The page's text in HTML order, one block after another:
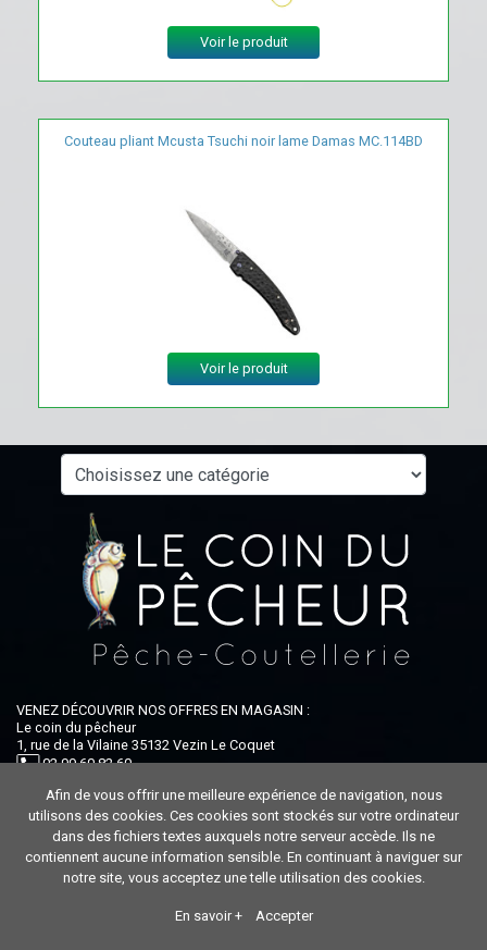
Voir le produit
Couteau pliant Mcusta Tsuchi noir lame Damas MC.114BD
Voir le produit
VENEZ DÉCOUVRIR NOS OFFRES EN MAGASIN :
Le coin du pêcheur
1, rue de la Vilaine 35132 Vezin Le Coquet
02 99 60 82 60
Ouvert du lundi au samedi : 9h-12h30 / 14h-19h
Afin de vous offrir une meilleure expérience de navigation, nous
utilisons des cookies. Ces cookies sont stockés sur votre ordinateur
dans des fichiers textes auxquels notre serveur accède. Ils ne
contiennent aucune information sensible. En continuant à naviguer sur
notre site, vous acceptez une telle utilisation des cookies.
En savoir + Accepter